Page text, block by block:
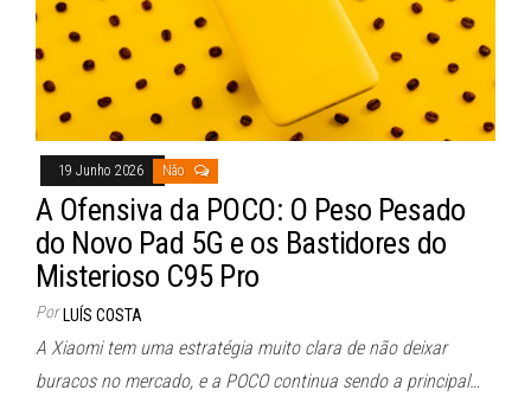
19 Junho 2026 Não
A Ofensiva da POCO: O Peso Pesado
do Novo Pad 5G e os Bastidores do
Misterioso C95 Pro
Por LUÍS COSTA
A Xiaomi tem uma estratégia muito clara de não deixar
buracos no mercado, e a POCO continua sendo a principal…